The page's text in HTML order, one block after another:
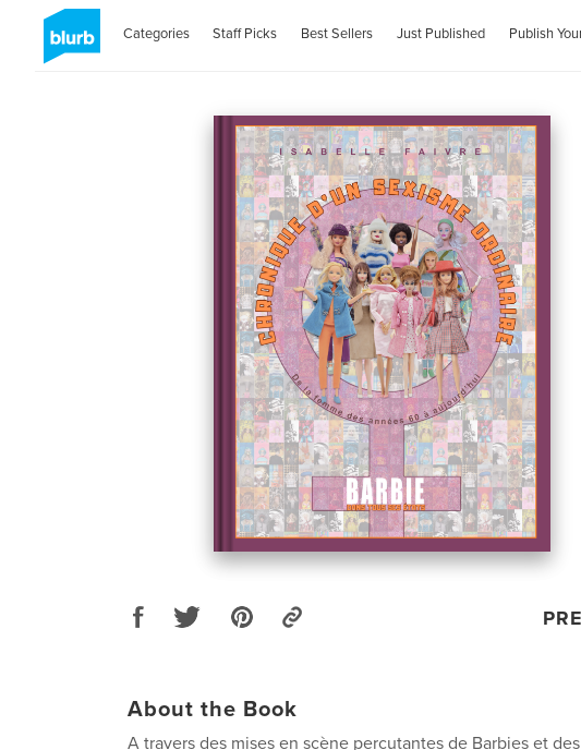
Categories Staff Picks Best Sellers Just Published Publish
About the Book
A travers des mises en scène percutantes de Barbies et des